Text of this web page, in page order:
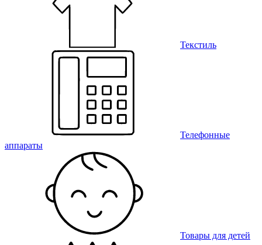
Текстиль
Телефонные
аппараты
Товары для детей